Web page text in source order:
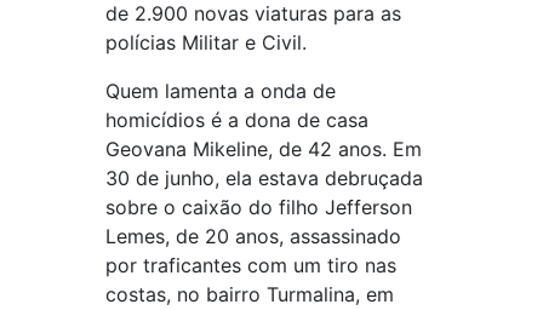
de 2.900 novas viaturas para as
polícias Militar e Civil.
Quem lamenta a onda de
homicídios é a dona de casa
Geovana Mikeline, de 42 anos. Em
30 de junho, ela estava debruçada
sobre o caixão do filho Jefferson
Lemes, de 20 anos, assassinado
por traficantes com um tiro nas
costas, no bairro Turmalina, em